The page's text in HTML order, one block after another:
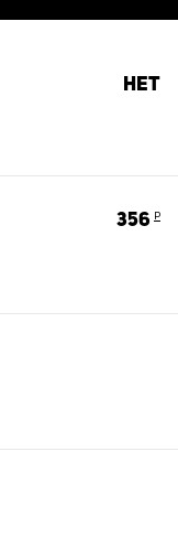
Нет
356 Р